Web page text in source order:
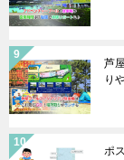
芦
り
ポ